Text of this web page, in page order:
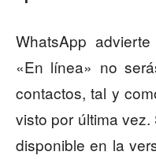
WhatsApp
«En línea» no
contactos, tal y
visto por última
disponible en la